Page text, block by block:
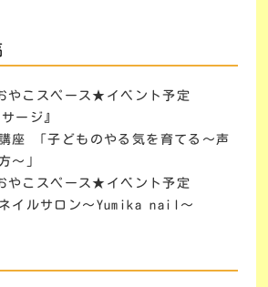
やこスペース★イベント予定
ージ』
座 「子どものやる気を育てる～声
～」
やこスペース★イベント予定
イルサロン～Yumika nail～